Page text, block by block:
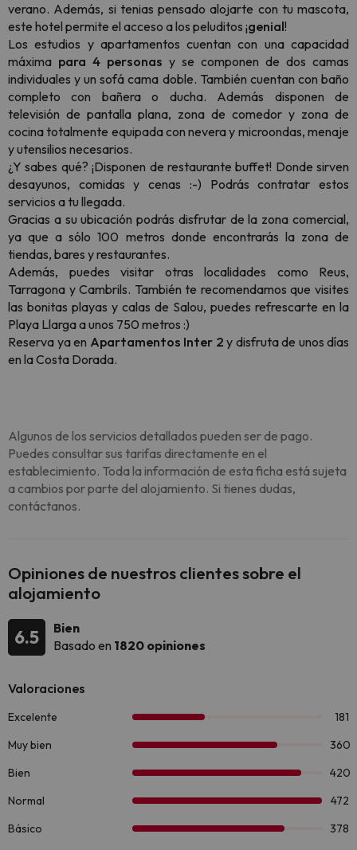
verano. Además, si tenias pensado alojarte con tu mascota,
este hotel permite el acceso a los peluditos ¡genial!
Los estudios y apartamentos cuentan con una capacidad
máxima para 4 personas y se componen de dos camas
individuales y un sofá cama doble. También cuentan con baño
completo con bañera o ducha. Además disponen de
televisión de pantalla plana, zona de comedor y zona de
cocina totalmente equipada con nevera y microondas, menaje
y utensilios necesarios.
¿Y sabes qué? ¡Disponen de restaurante buffet! Donde sirven
desayunos, comidas y cenas :-) Podrás contratar estos
servicios a tu llegada.
Gracias a su ubicación podrás disfrutar de la zona comercial,
ya que a sólo 100 metros donde encontrarás la zona de
tiendas, bares y restaurantes.
Además, puedes visitar otras localidades como Reus,
Tarragona y Cambrils. También te recomendamos que visites
las bonitas playas y calas de Salou, puedes refrescarte en la
Playa Llarga a unos 750 metros :)
Reserva ya en Apartamentos Inter 2 y disfruta de unos días
en la Costa Dorada.
Algunos de los servicios detallados pueden ser de pago.
Puedes consultar sus tarifas directamente en el
establecimiento. Toda la información de esta ficha está sujeta
a cambios por parte del alojamiento. Si tienes dudas,
contáctanos.
Opiniones de nuestros clientes sobre el
alojamiento
6.5
Bien
Basado en 1820 opiniones